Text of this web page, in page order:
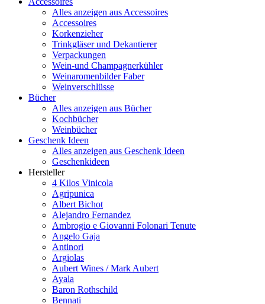
Alles anzeigen aus Accessoires
Accessoires
Korkenzieher
Trinkgläser und Dekantierer
Verpackungen
Wein-und Champagnerkühler
Weinaromenbilder Faber
Weinverschlüsse
Bücher
Alles anzeigen aus Bücher
Kochbücher
Weinbücher
Geschenk Ideen
Alles anzeigen aus Geschenk Ideen
Geschenkideen
Hersteller
4 Kilos Vinicola
Agripunica
Albert Bichot
Alejandro Fernandez
Ambrogio e Giovanni Folonari Tenute
Angelo Gaja
Antinori
Argiolas
Aubert Wines / Mark Aubert
Ayala
Baron Rothschild
Bennati